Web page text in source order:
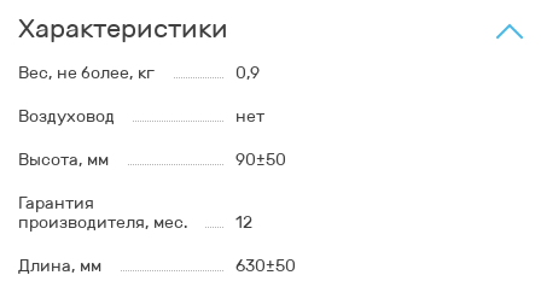
Характеристики
Вес, не более, кг 0,9
Воздуховод нет
Высота, мм 90±50
Гарантия
производителя, мес.
12
Длина, мм 630±50